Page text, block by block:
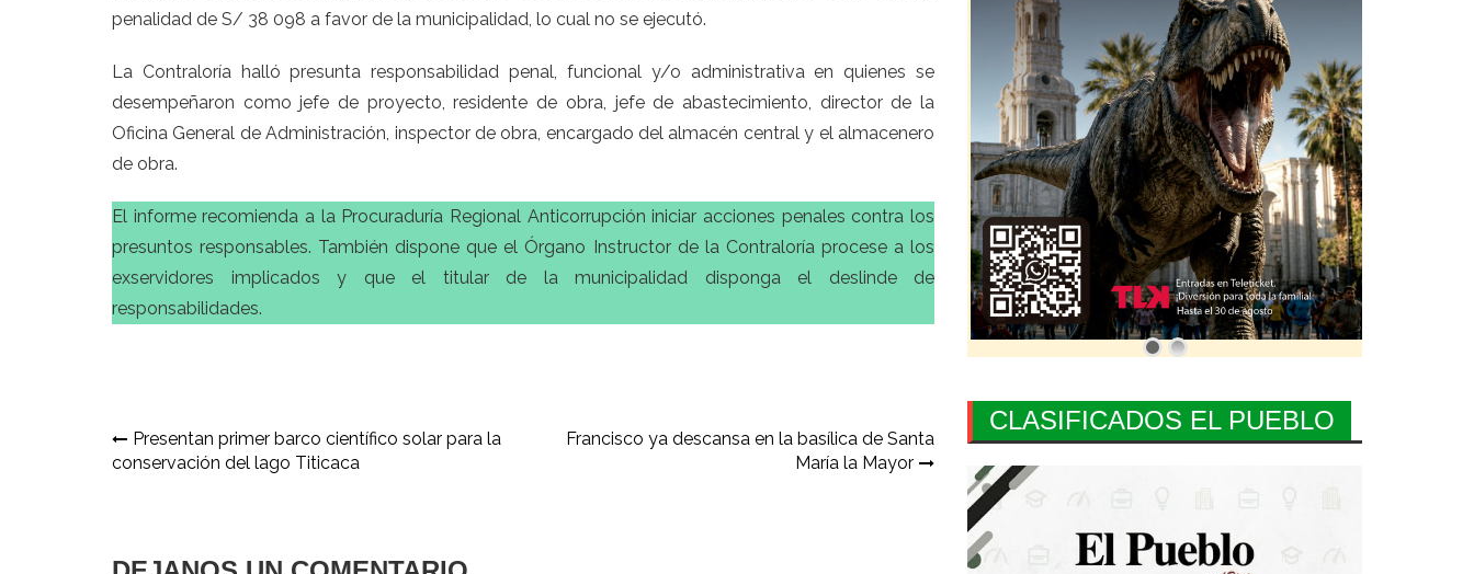
penalidad de S/ 38 098 a favor de la municipalidad, lo cual no se ejecutó.
La Contraloría halló presunta responsabilidad penal, funcional y/o administrativa en quienes se
desempeñaron como jefe de proyecto, residente de obra, jefe de abastecimiento, director de la
Oficina General de Administración, inspector de obra, encargado del almacén central y el almacenero
de obra.
El informe recomienda a la Procuraduría Regional Anticorrupción iniciar acciones penales contra los
presuntos responsables. También dispone que el Órgano Instructor de la Contraloría procese a los
exservidores implicados y que el titular de la municipalidad disponga el deslinde de
responsabilidades.
Navegación
de
Presentan primer barco científico solar para la
conservación del lago Titicaca
Francisco ya descansa en la basílica de Santa
María la Mayor
CLASIFICADOS EL PUEBLO